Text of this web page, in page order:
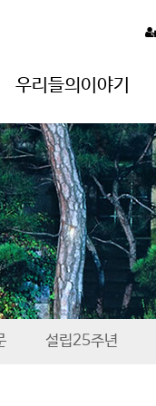
우리들의이야기
설립25주년